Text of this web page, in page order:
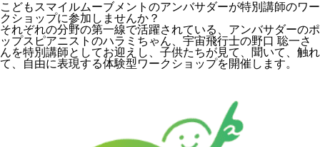
こどもスマイルムーブメントのアンバサダーが特別講師のワー
クショップに参加しませんか？
それぞれの分野の第一線で活躍されている、アンバサダーのポ
ップスピアニストのハラミちゃん、宇宙飛行士の野口 聡一さ
んを特別講師としてお迎えし、子供たちが見て、聞いて、触れ
て、自由に表現する体験型ワークショップを開催します。